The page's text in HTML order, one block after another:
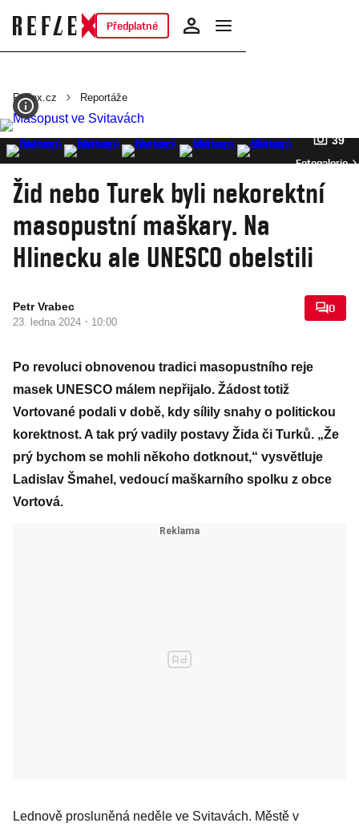
Předplatné
Reflex.cz Reportáže
39
Fotogalerie
Žid nebo Turek byli nekorektní
masopustní maškary. Na
Hlinecku ale UNESCO obelstili
Petr Vrabec
23. ledna 2024 · 10:00
0
Po revoluci obnovenou tradici masopustního reje
masek UNESCO málem nepřijalo. Žádost totiž
Vortované podali v době, kdy sílily snahy o politickou
korektnost. A tak prý vadily postavy Žida či Turků. „Že
prý bychom se mohli někoho dotknout,“ vysvětluje
Ladislav Šmahel, vedoucí maškarního spolku z obce
Vortová.
Lednově prosluněná neděle ve Svitavách. Městě v